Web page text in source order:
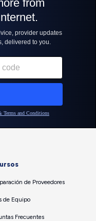
de Proveedores
de Equipo
Frecuentes